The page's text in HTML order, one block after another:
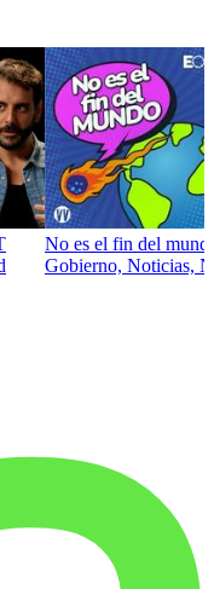
No es el fin del
Gobierno, Noticias,